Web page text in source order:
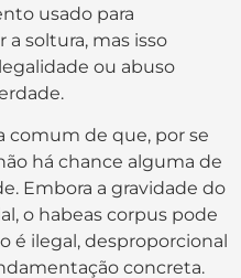
usado para
a soltura, mas isso
ou abuso
comum de que, por se
há chance alguma de
Embora a gravidade do
o habeas corpus pode
é ilegal, desproporcional
concreta.